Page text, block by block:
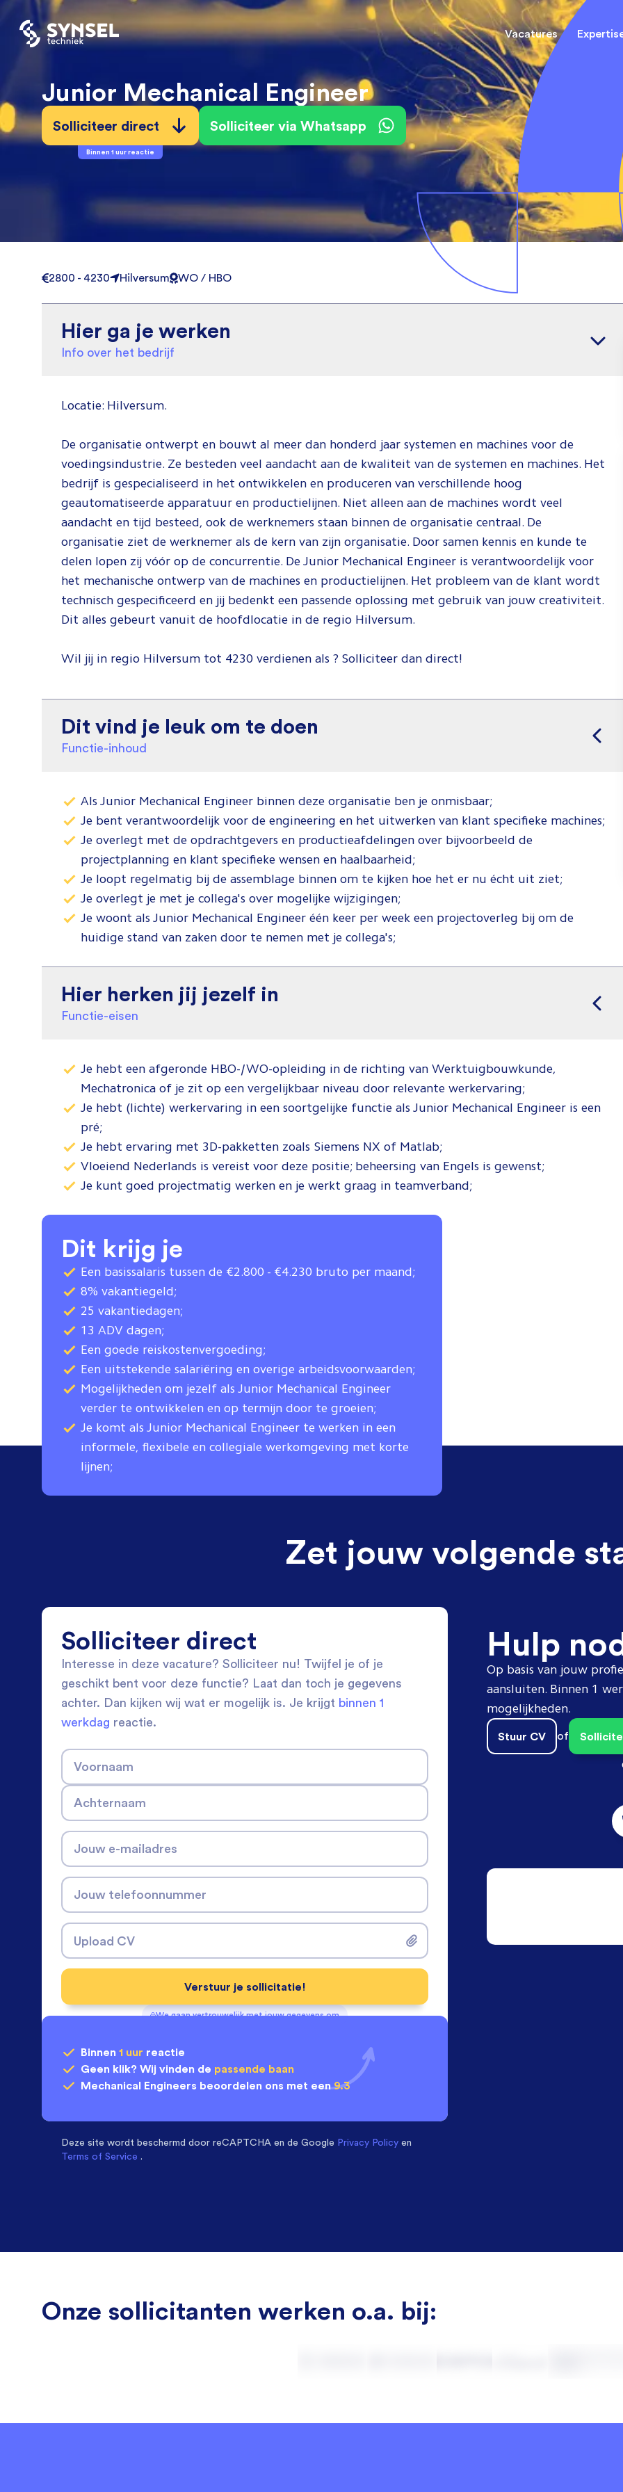
Vacatures
(Field) Service Engineers
Software & Electrical
Engineers
Monteurs binnendienst
Technisch-Commercieel
(Field) Service Engineers
Software & Electrical
Engineers
Monteurs binnendienst
Junior Mechanical Engineer
Solliciteer direct
Binnen 1 uur reactie
Solliciteer via Whatsapp
voor
je dat kan
Check de
dat doen!
2800 - 4230 Hilversum WO / HBO
Hier ga je werken
Info over het bedrijf
Locatie: Hilversum.
De organisatie ontwerpt en bouwt al meer dan honderd jaar systemen en machines voor de
voedingsindustrie. Ze besteden veel aandacht aan de kwaliteit van de systemen en machines. Het
bedrijf is gespecialiseerd in het ontwikkelen en produceren van verschillende hoog
geautomatiseerde apparatuur en productielijnen. Niet alleen aan de machines wordt veel
aandacht en tijd besteed, ook de werknemers staan binnen de organisatie centraal. De
organisatie ziet de werknemer als de kern van zijn organisatie. Door samen kennis en kunde te
delen lopen zij vóór op de concurrentie. De Junior Mechanical Engineer is verantwoordelijk voor
het mechanische ontwerp van de machines en productielijnen. Het probleem van de klant wordt
technisch gespecificeerd en jij bedenkt een passende oplossing met gebruik van jouw creativiteit.
Dit alles gebeurt vanuit de hoofdlocatie in de regio Hilversum.
Wil jij in regio Hilversum tot 4230 verdienen als ? Solliciteer dan direct!
Dit vind je leuk om te doen
Functie-inhoud
Als Junior Mechanical Engineer binnen deze organisatie ben je onmisbaar;
Je bent verantwoordelijk voor de engineering en het uitwerken van klant specifieke machines;
Je overlegt met de opdrachtgevers en productieafdelingen over bijvoorbeeld de
projectplanning en klant specifieke wensen en haalbaarheid;
Je loopt regelmatig bij de assemblage binnen om te kijken hoe het er nu écht uit ziet;
Je overlegt je met je collega's over mogelijke wijzigingen;
Je woont als Junior Mechanical Engineer één keer per week een projectoverleg bij om de
huidige stand van zaken door te nemen met je collega's;
Hier herken jij jezelf in
Functie-eisen
Je hebt een afgeronde HBO-/WO-opleiding in de richting van Werktuigbouwkunde,
Mechatronica of je zit op een vergelijkbaar niveau door relevante werkervaring;
Je hebt (lichte) werkervaring in een soortgelijke functie als Junior Mechanical Engineer is een
pré;
Je hebt ervaring met 3D-pakketten zoals Siemens NX of Matlab;
Vloeiend Nederlands is vereist voor deze positie; beheersing van Engels is gewenst;
Je kunt goed projectmatig werken en je werkt graag in teamverband;
Dit krijg je
Een basissalaris tussen de €2.800 - €4.230 bruto per maand;
8% vakantiegeld;
25 vakantiedagen;
13 ADV dagen;
Een goede reiskostenvergoeding;
Een uitstekende salariëring en overige arbeidsvoorwaarden;
Mogelijkheden om jezelf als Junior Mechanical Engineer
verder te ontwikkelen en op termijn door te groeien;
Je komt als Junior Mechanical Engineer te werken in een
informele, flexibele en collegiale werkomgeving met korte
lijnen;
Zet jouw volgende
Solliciteer direct
Interesse in deze vacature? Solliciteer nu! Twijfel je of je
geschikt bent voor deze functie? Laat dan toch je gegevens
achter. Dan kijken wij wat er mogelijk is. Je krijgt binnen 1
werkdag reactie.
Voornaam
Achternaam
Jouw e-mailadres
Jouw telefoonnummer
Upload CV
We gaan vertrouwelijk met jouw gegevens om
Verstuur je sollicitatie!
Binnen 1 uur reactie
Geen klik? Wij vinden de passende baan
Mechanical Engineers beoordelen ons met een 9.3
Deze site wordt beschermd door reCAPTCHA en de Google Privacy Policy en
Terms of Service .
Hulp
Op basis van jouw
aansluiten. Binnen 1
mogelijkheden.
Stuur CV of
Onze sollicitanten werken o.a. bij: